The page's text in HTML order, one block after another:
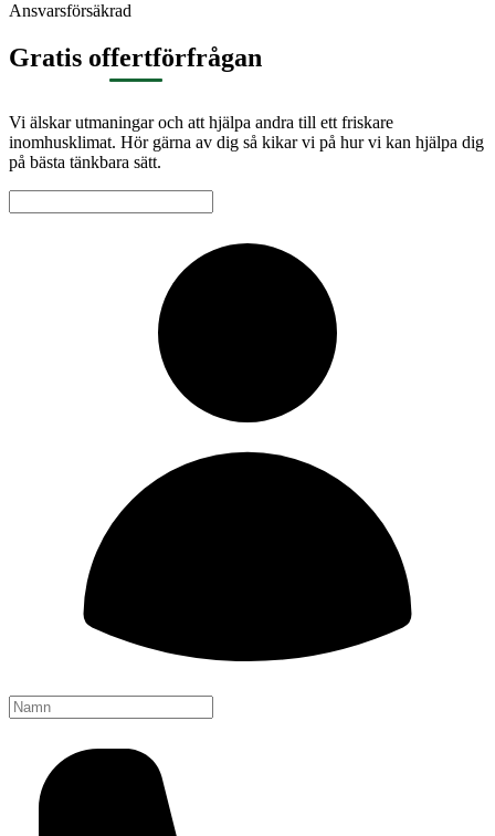
Ansvarsförsäkrad
Gratis offertförfrågan
Vi älskar utmaningar och att hjälpa andra till ett friskare
inomhusklimat. Hör gärna av dig så kikar vi på hur vi kan hjälpa dig
på bästa tänkbara sätt.